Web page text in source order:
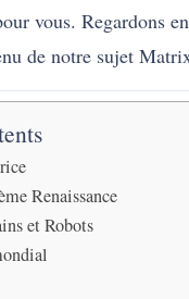
vous. Regardons
de notre sujet
Renaissance
et Robots